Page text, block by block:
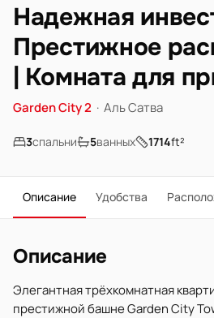
Надежная
Престижное
| Комната для
Garden City 2 · Аль Сатва
3спальни 5ванных 1714ft²
Описание Удобства
Описание
Элегантная трёхкомнатная
престижной башне Garden City